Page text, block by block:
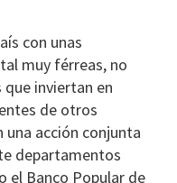
con unas
muy férreas, no
inviertan en
de otros
una acción conjunta
departamentos
el Banco Popular de